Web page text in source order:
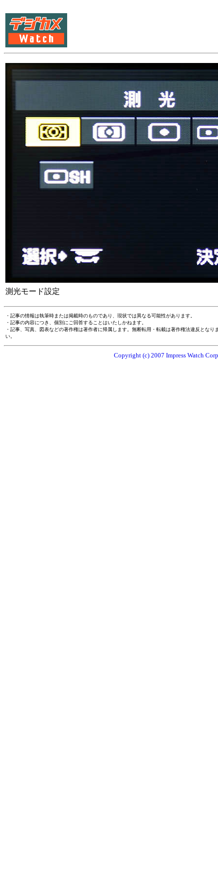
測光モード設定
・記事の情報は執筆時または掲載時のものであり、現状では異なる可能性があります。
・記事の内容につき、個別にご回答することはいたしかねます。
・記事、写真、図表などの著作権は著作者に帰属します。無断転用・転載は著作権法違反とな
い。
Copyright (c) 2007 Impress Watch